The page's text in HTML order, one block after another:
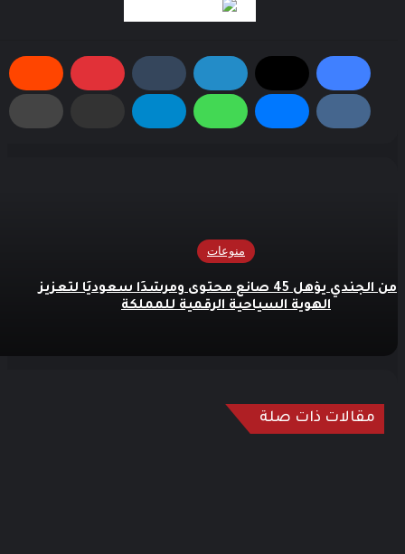
منوعات
مؤمن الجندي يؤهل 45 صانع محتوى ومرشدًا سعوديًا لتعزيز
الهوية السياحية الرقمية للمملكة
مقالات ذات صلة